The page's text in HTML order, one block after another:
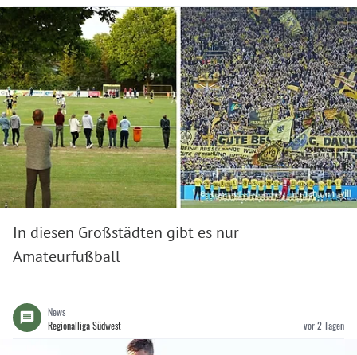
In diesen Großstädten gibt es nur
Amateurfußball
News
Regionalliga Südwest
vor 2 Tagen